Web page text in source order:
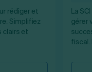
rédiger et
Simplifiez
clairs et
La
gérer
fiscal.